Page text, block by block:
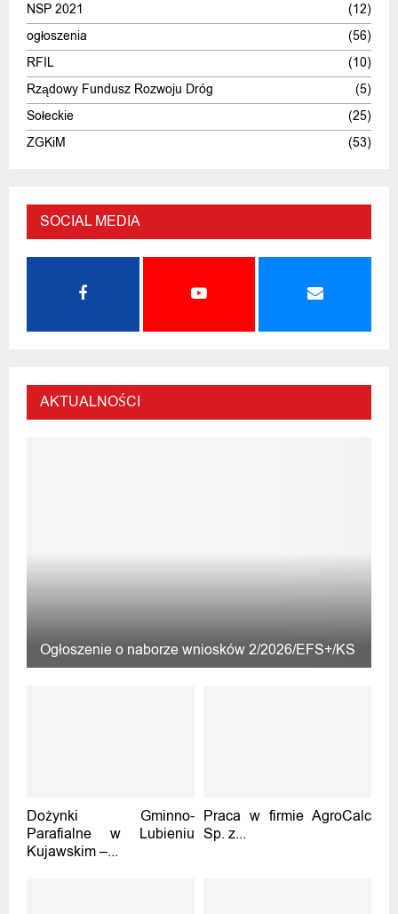
NSP 2021
(12)
ogłoszenia
(56)
RFIL
(10)
Rządowy Fundusz Rozwoju Dróg
(5)
Sołeckie
(25)
ZGKiM
(53)
SOCIAL MEDIA
AKTUALNOŚCI
Ogłoszenie o naborze wniosków 2/2026/EFS+/KS
Dożynki Gminno-
Parafialne w Lubieniu
Kujawskim –...
Praca w firmie AgroCalc
Sp. z...